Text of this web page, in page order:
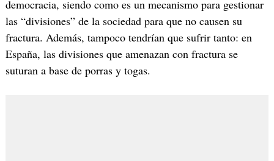
democracia, siendo como es un mecanismo para gestionar
las “divisiones” de la sociedad para que no causen su
fractura. Además, tampoco tendrían que sufrir tanto: en
España, las divisiones que amenazan con fractura se
suturan a base de porras y togas.